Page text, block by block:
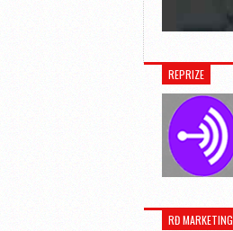
REPRIZE
RĐ MARKETING